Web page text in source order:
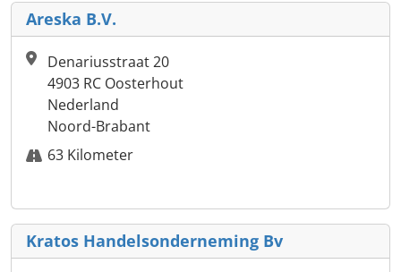
Areska B.V.
Denariusstraat 20
4903 RC Oosterhout
Nederland
Noord-Brabant
63 Kilometer
Kratos Handelsonderneming Bv